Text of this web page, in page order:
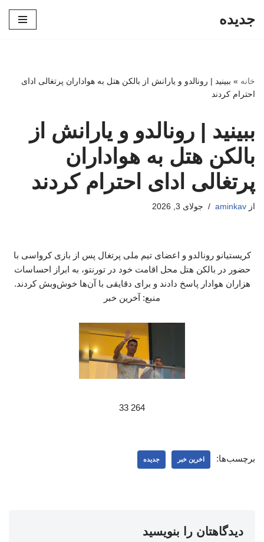
جدیده
خانه » ببینید | رونالدو و یارانش از بالکن هتل به هواداران پرتغالی ادای
احترام کردند
ببینید | رونالدو و یارانش از
بالکن هتل به هواداران
پرتغالی ادای احترام کردند
از aminkav جولای 3, 2026
کریستیانو رونالدو و اعضای تیم ملی پرتغال پس از بازی کرواسی با
حضور در بالکن هتل محل اقامت خود در تورنتو، به ابراز احساسات
هزاران هوادار پاسخ دادند و برای دقایقی با آن‌ها خوش‌وبش کردند.
منبع: آخرین خبر
264 33
برچسب‌ها: اخرین خبر جدیده
دیدگاهتان را بنویسید